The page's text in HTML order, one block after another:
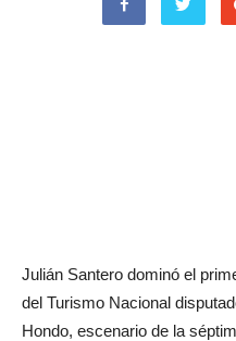
Julián Santero dominó el
del Turismo Nacional
Hondo, escenario de la